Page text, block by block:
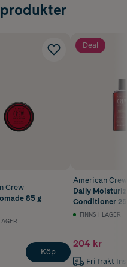
Crew
85 g
Köp
Deal
American Crew
Daily
Conditioner
FINNS I LAGER
204 kr
Fri frakt